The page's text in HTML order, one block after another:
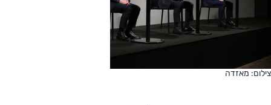
צילום: מאזדה